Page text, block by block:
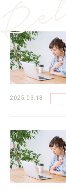
2025.03.18